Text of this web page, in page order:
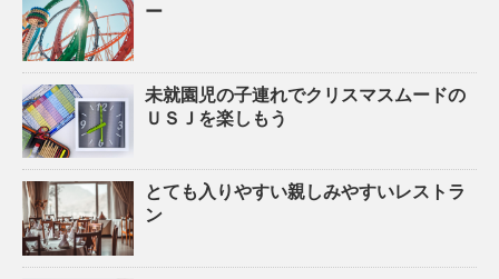
ー
未就園児の子連れでクリスマスムードの
ＵＳＪを楽しもう
とても入りやすい親しみやすいレストラ
ン